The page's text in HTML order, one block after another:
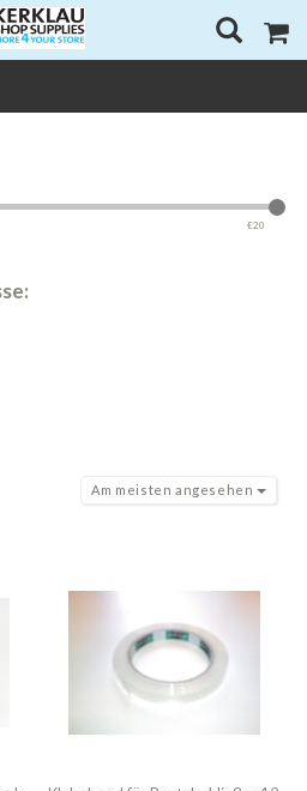
€20
Am meisten angesehen